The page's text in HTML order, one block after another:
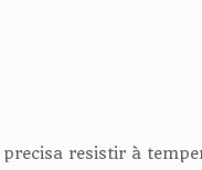
resistir à